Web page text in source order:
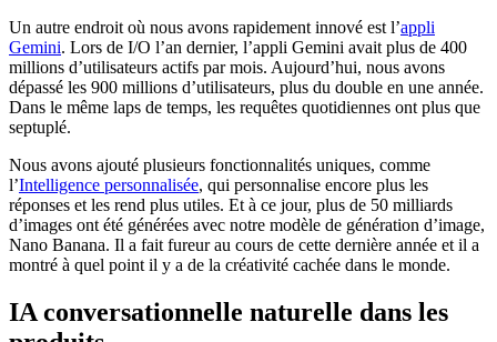
Un autre endroit où nous avons rapidement innové est l’appli
Gemini. Lors de I/O l’an dernier, l’appli Gemini avait plus de 400
millions d’utilisateurs actifs par mois. Aujourd’hui, nous avons
dépassé les 900 millions d’utilisateurs, plus du double en une année.
Dans le même laps de temps, les requêtes quotidiennes ont plus que
septuplé.
Nous avons ajouté plusieurs fonctionnalités uniques, comme
l’Intelligence personnalisée, qui personnalise encore plus les
réponses et les rend plus utiles. Et à ce jour, plus de 50 milliards
d’images ont été générées avec notre modèle de génération d’image,
Nano Banana. Il a fait fureur au cours de cette dernière année et il a
montré à quel point il y a de la créativité cachée dans le monde.
IA conversationnelle naturelle dans les